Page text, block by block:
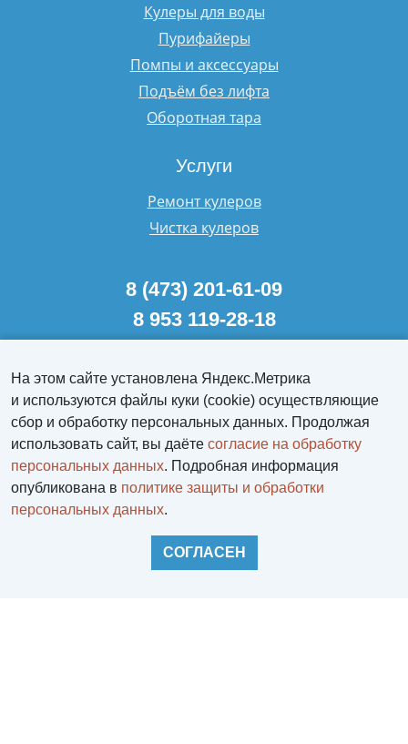
Кулеры для воды
Пурифайеры
Помпы и аксессуары
Подъём без лифта
Оборотная тара
Услуги
Ремонт кулеров
Чистка кулеров
8 (473) 201-61-09
8 953 119-28-18
обратный звонок
На этом сайте установлена Яндекс.Метрика
и используются файлы куки (cookie) осуществляющие
сбор и обработку персональных данных. Продолжая
использовать сайт, вы даёте согласие на обработку
персональных данных. Подробная информация
опубликована в политике защиты и обработки
персональных данных.
СОГЛАСЕН